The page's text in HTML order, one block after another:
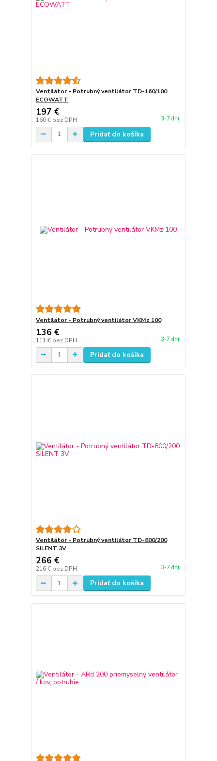
Ventilátor - Potrubný ventilátor TD-160/100
ECOWATT
197 €
160 € bez DPH 3-7 dní
Pridať do košíka
Ventilátor - Potrubný ventilátor VKMz 100
136 €
111 € bez DPH 3-7 dní
Pridať do košíka
Ventilátor - Potrubný ventilátor TD-800/200
SILENT 3V
266 €
216 € bez DPH 3-7 dní
Pridať do košíka